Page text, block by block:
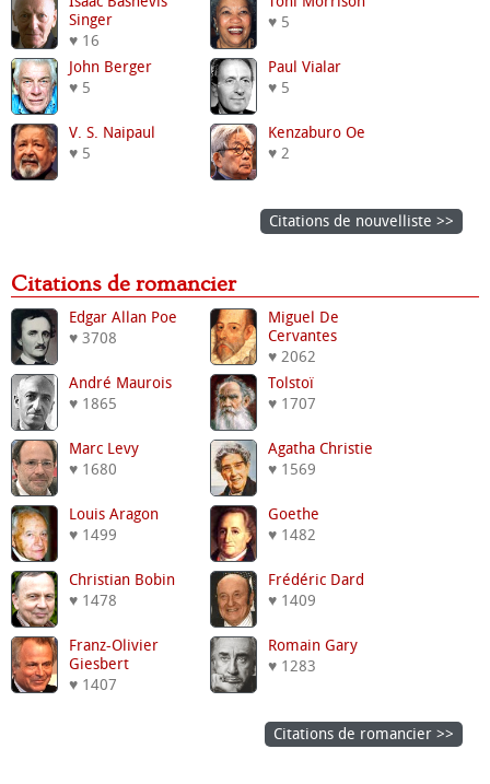
Singer
♥ 16
♥ 5
John Berger
♥ 5
Paul Vialar
♥ 5
V. S. Naipaul
♥ 5
Kenzaburo Oe
♥ 2
Citations de nouvelliste >>
Citations de romancier
Edgar Allan Poe
♥ 3708
Miguel De
Cervantes
♥ 2062
André Maurois
♥ 1865
Tolstoï
♥ 1707
Marc Levy
♥ 1680
Agatha Christie
♥ 1569
Louis Aragon
♥ 1499
Goethe
♥ 1482
Christian Bobin
♥ 1478
Frédéric Dard
♥ 1409
Franz-Olivier
Giesbert
♥ 1407
Romain Gary
♥ 1283
Citations de romancier >>